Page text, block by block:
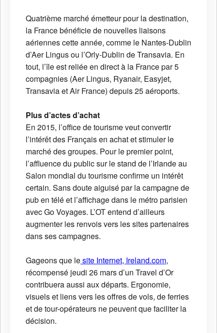
Quatrième marché émetteur pour la destination,
la France bénéficie de nouvelles liaisons
aériennes cette année, comme le Nantes-Dublin
d’Aer Lingus ou l’Orly-Dublin de Transavia. En
tout, l’île est reliée en direct à la France par 5
compagnies (Aer Lingus, Ryanair, Easyjet,
Transavia et Air France) depuis 25 aéroports.
Plus d’actes d’achat
En 2015, l’office de tourisme veut convertir
l’intérêt des Français en achat et stimuler le
marché des groupes. Pour le premier point,
l’affluence du public sur le stand de l’Irlande au
Salon mondial du tourisme confirme un intérêt
certain. Sans doute aiguisé par la campagne de
pub en télé et l’affichage dans le métro parisien
avec Go Voyages. L’OT entend d’ailleurs
augmenter les renvois vers les sites partenaires
dans ses campagnes.
Gageons que lesite Internet, Ireland.com,
récompensé jeudi 26 mars d’un Travel d’Or
contribuera aussi aux départs. Ergonomie,
visuels et liens vers les offres de vols, de ferries
et de tour-opérateurs ne peuvent que faciliter la
décision.